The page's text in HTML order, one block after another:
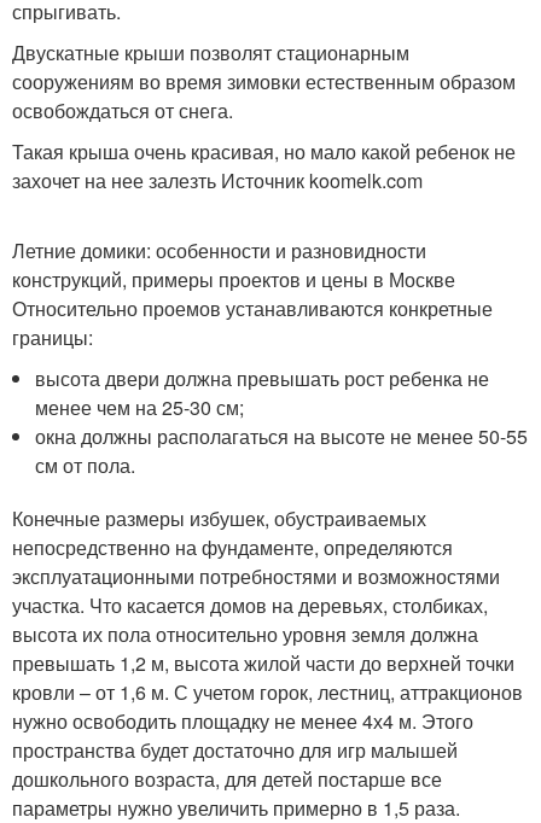
спрыгивать.
Двускатные крыши позволят стационарным
сооружениям во время зимовки естественным образом
освобождаться от снега.
Такая крыша очень красивая, но мало какой ребенок не
захочет на нее залезть Источник koomelk.com
Летние домики: особенности и разновидности
конструкций, примеры проектов и цены в Москве
Относительно проемов устанавливаются конкретные
границы:
высота двери должна превышать рост ребенка не
менее чем на 25-30 см;
окна должны располагаться на высоте не менее 50-55
см от пола.
Конечные размеры избушек, обустраиваемых
непосредственно на фундаменте, определяются
эксплуатационными потребностями и возможностями
участка. Что касается домов на деревьях, столбиках,
высота их пола относительно уровня земля должна
превышать 1,2 м, высота жилой части до верхней точки
кровли – от 1,6 м. С учетом горок, лестниц, аттракционов
нужно освободить площадку не менее 4х4 м. Этого
пространства будет достаточно для игр малышей
дошкольного возраста, для детей постарше все
параметры нужно увеличить примерно в 1,5 раза.